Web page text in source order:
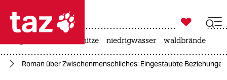
 taz zahl ich
taz zahl ich

taz zahl ich
hitze niedrigwasser waldbrände
Roman über Zwischenmenschliches: Eingestaubte Beziehungen